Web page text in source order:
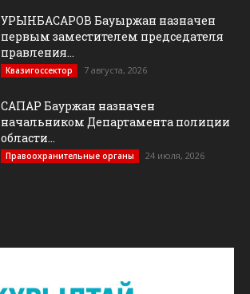
УРЫНБАСАРОВ Бауыржан назначен
первым заместителем председателя
правления...
Квазигоссектор 7 августа, 2026
САПАР Бауржан назначен
начальником Департамента полиции
области...
Правоохранительные органы 24 июля, 2026